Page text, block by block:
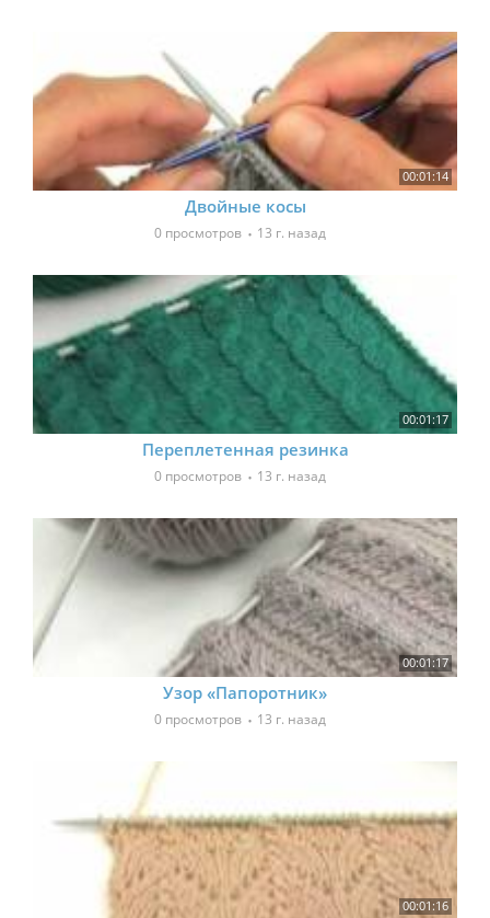
00:01:14
Двойные косы
0 просмотров 13 г. назад
00:01:17
Переплетенная резинка
0 просмотров 13 г. назад
00:01:17
Узор «Папоротник»
0 просмотров 13 г. назад
00:01:16